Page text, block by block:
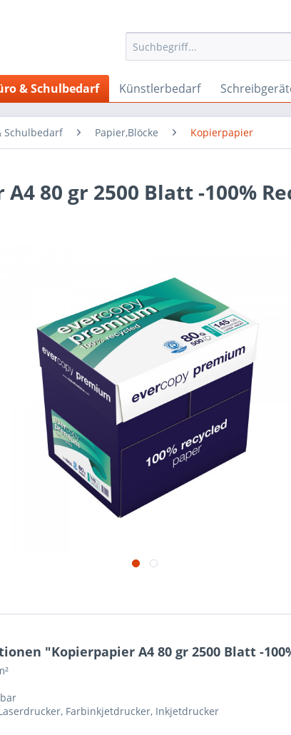
& Schulbedarf Künstlerbedarf
Schulbedarf Papier,Blöcke Kopierpapier
80 gr 2500 Blatt -100%
"Kopierpapier A4 80 gr 2500 Blatt -
Farbinkjetdrucker, Inkjetdrucker